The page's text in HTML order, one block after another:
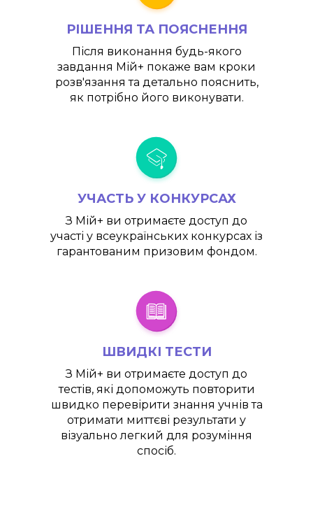
РІШЕННЯ ТА ПОЯСНЕННЯ
Після виконання будь-якого
завдання Мій+ покаже вам кроки
розв'язання та детально пояснить,
як потрібно його виконувати.
УЧАСТЬ У КОНКУРСАХ
З Мій+ ви отримаєте доступ до
участі у всеукраїнських конкурсах із
гарантованим призовим фондом.
ШВИДКІ ТЕСТИ
З Мій+ ви отримаєте доступ до
тестів, які допоможуть повторити
швидко перевірити знання учнів та
отримати миттєві результати у
візуально легкий для розуміння
спосіб.